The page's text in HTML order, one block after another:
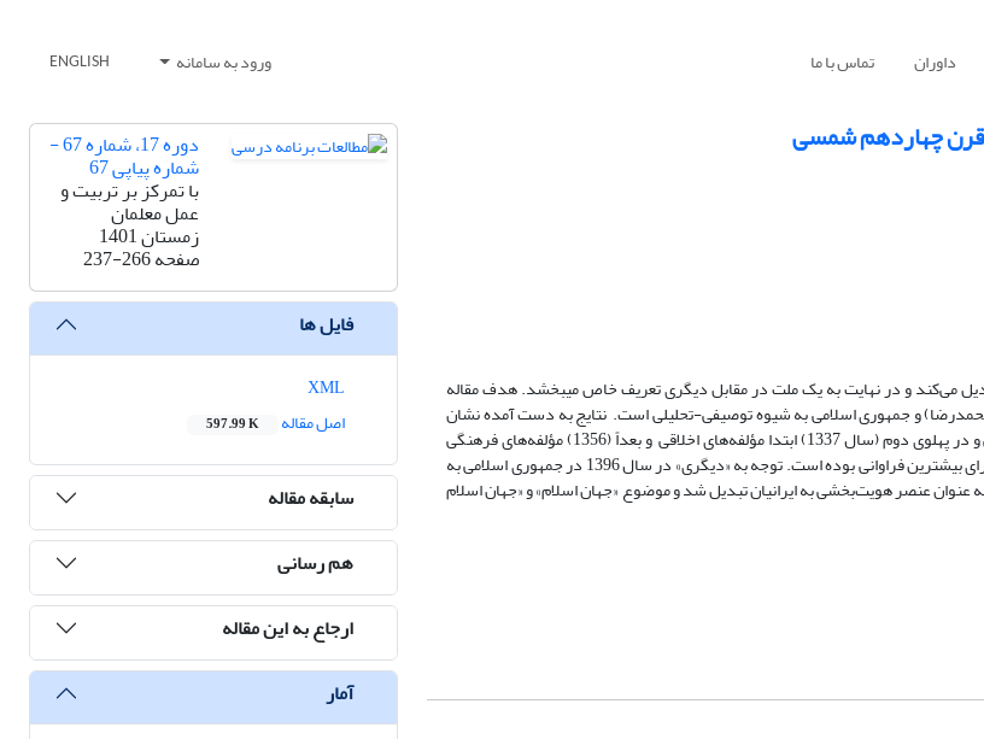
داوران تماس با ما ورود به سامانه ENGLISH
قرن چهاردهم شمسی
می‌کند و در نهایت به یک ملت در مقابل دیگری تعریف خاص می­بخشد. هدف مقاله
و جمهوری اسلامی به شیوه توصیفی-تحلیلی است. نتایج به دست آمده نشان
می‌دهد در دوره قاجار، مؤلفه‌های اخلاقی؛ در دوره پهلوی اول (سال 1308) مؤلفه‌های فرهنگی و در پهلوی دوم (سال 1337) ابتدا مؤلفه‌های اخلاقی و بعداً (1356) مؤلفه‌های فرهنگی
سهم بیشتری را به خود اختصاص داده است. بعد از تأسیس جمهوری اسلامی، مؤلفه مذهبی دارای بیشترین فراوانی بوده است. توجه به «دیگری» در سال 1396 در جمهوری اسلامی به
عنصر هویت‌بخشی به ایرانیان تبدیل شد و موضوع «جهان اسلام» و «جهان اسلام
دوره 17، شماره 67 -
شماره پیاپی 67
با تمرکز بر تربیت و
عمل معلمان
زمستان 1401
صفحه237-266
فایل ها
اصل مقاله
597.99 K
سابقه مقاله
هم رسانی
ارجاع به این مقاله
آمار